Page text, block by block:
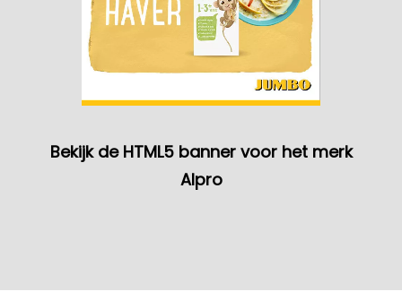
Bekijk de HTML5 banner voor het merk
Alpro